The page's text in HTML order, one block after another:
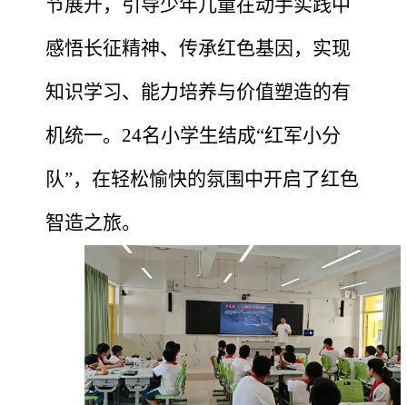
感悟长征精神、传承红色基因，实现
知识学习、能力培养与价值塑造的有
机统一。 24名小学生结成“红军小分
队”，在轻松愉快的氛围中开启了红色
智造之旅。